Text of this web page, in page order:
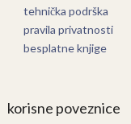
tehnička podrška
pravila privatnosti
besplatne knjige
korisne poveznice